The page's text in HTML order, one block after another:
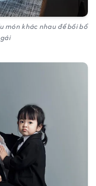
món khác nhau để bồi bổ